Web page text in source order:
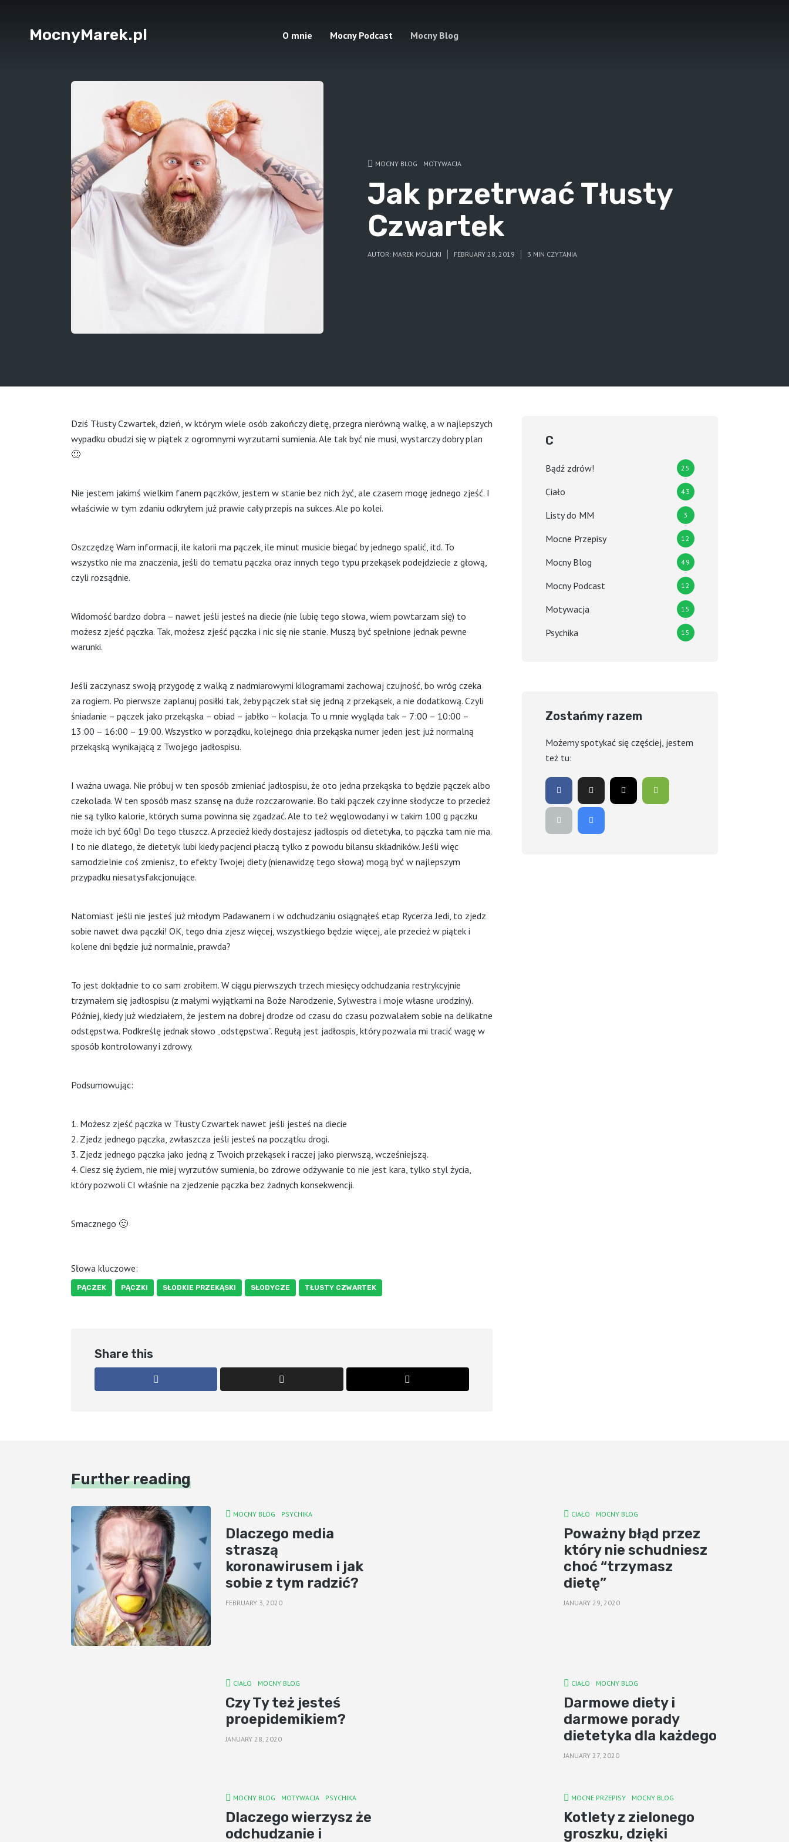
MocnyMarek.pl O mnie Mocny Podcast Mocny Blog
MOCNY BLOG MOTYWACJA
Jak przetrwać Tłusty
Czwartek
AUTOR: MAREK MOLICKI FEBRUARY 28, 2019 3 MIN CZYTANIA
Dziś Tłusty Czwartek, dzień, w którym wiele osób zakończy dietę, przegra nierówną walkę, a w najlepszych
wypadku obudzi się w piątek z ogromnymi wyrzutami sumienia. Ale tak być nie musi, wystarczy dobry plan
🙂
Nie jestem jakimś wielkim fanem pączków, jestem w stanie bez nich żyć, ale czasem mogę jednego zjeść. I
właściwie w tym zdaniu odkryłem już prawie cały przepis na sukces. Ale po kolei.
Oszczędzę Wam informacji, ile kalorii ma pączek, ile minut musicie biegać by jednego spalić, itd. To
wszystko nie ma znaczenia, jeśli do tematu pączka oraz innych tego typu przekąsek podejdziecie z głową,
czyli rozsądnie.
Widomość bardzo dobra – nawet jeśli jesteś na diecie (nie lubię tego słowa, wiem powtarzam się) to
możesz zjeść pączka. Tak, możesz zjeść pączka i nic się nie stanie. Muszą być spełnione jednak pewne
warunki.
Jeśli zaczynasz swoją przygodę z walką z nadmiarowymi kilogramami zachowaj czujność, bo wróg czeka
za rogiem. Po pierwsze zaplanuj posiłki tak, żeby pączek stał się jedną z przekąsek, a nie dodatkową. Czyli
śniadanie – pączek jako przekąska – obiad – jabłko – kolacja. To u mnie wygląda tak – 7:00 – 10:00 –
13:00 – 16:00 – 19:00. Wszystko w porządku, kolejnego dnia przekąska numer jeden jest już normalną
przekąską wynikającą z Twojego jadłospisu.
I ważna uwaga. Nie próbuj w ten sposób zmieniać jadłospisu, że oto jedna przekąska to będzie pączek albo
czekolada. W ten sposób masz szansę na duże rozczarowanie. Bo taki pączek czy inne słodycze to przecież
nie są tylko kalorie, których suma powinna się zgadzać. Ale to też węglowodany i w takim 100 g pączku
może ich być 60g! Do tego tłuszcz. A przecież kiedy dostajesz jadłospis od dietetyka, to pączka tam nie ma.
I to nie dlatego, że dietetyk lubi kiedy pacjenci płaczą tylko z powodu bilansu składników. Jeśli więc
samodzielnie coś zmienisz, to efekty Twojej diety (nienawidzę tego słowa) mogą być w najlepszym
przypadku niesatysfakcjonujące.
Natomiast jeśli nie jesteś już młodym Padawanem i w odchudzaniu osiągnąłeś etap Rycerza Jedi, to zjedz
sobie nawet dwa pączki! OK, tego dnia zjesz więcej, wszystkiego będzie więcej, ale przecież w piątek i
kolene dni będzie już normalnie, prawda?
To jest dokładnie to co sam zrobiłem. W ciągu pierwszych trzech miesięcy odchudzania restrykcyjnie
trzymałem się jadłospisu (z małymi wyjątkami na Boże Narodzenie, Sylwestra i moje własne urodziny).
Później, kiedy już wiedziałem, że jestem na dobrej drodze od czasu do czasu pozwalałem sobie na delikatne
odstępstwa. Podkreślę jednak słowo „odstępstwa”. Regułą jest jadłospis, który pozwala mi tracić wagę w
sposób kontrolowany i zdrowy.
Podsumowując:
1. Możesz zjeść pączka w Tłusty Czwartek nawet jeśli jesteś na diecie
2. Zjedz jednego pączka, zwłaszcza jeśli jesteś na początku drogi.
3. Zjedz jednego pączka jako jedną z Twoich przekąsek i raczej jako pierwszą, wcześniejszą.
4. Ciesz się życiem, nie miej wyrzutów sumienia, bo zdrowe odżywanie to nie jest kara, tylko styl życia,
który pozwoli CI właśnie na zjedzenie pączka bez żadnych konsekwencji.
Smacznego 🙂
Słowa kluczowe:
PĄCZEK PĄCZKI SŁODKIE PRZEKĄSKI SŁODYCZE TŁUSTY CZWARTEK
Share this
C
Bądź zdrów! 25
Ciało 43
Listy do MM 3
Mocne Przepisy 12
Mocny Blog 49
Mocny Podcast 12
Motywacja 15
Psychika 15
Zostańmy razem
Możemy spotykać się częściej, jestem
też tu:
Further reading
MOCNY BLOG PSYCHIKA
Dlaczego media
straszą
koronawirusem i jak
sobie z tym radzić?
FEBRUARY 3, 2020
CIAŁO MOCNY BLOG
Poważny błąd przez
który nie schudniesz
choć “trzymasz
dietę”
JANUARY 29, 2020
CIAŁO MOCNY BLOG
Czy Ty też jesteś
proepidemikiem?
JANUARY 28, 2020
CIAŁO MOCNY BLOG
Darmowe diety i
darmowe porady
dietetyka dla każdego
JANUARY 27, 2020
MOCNY BLOG MOTYWACJA PSYCHIKA
Dlaczego wierzysz że
odchudzanie i
MOCNE PRZEPISY MOCNY BLOG
Kotlety z zielonego
groszku, dzięki